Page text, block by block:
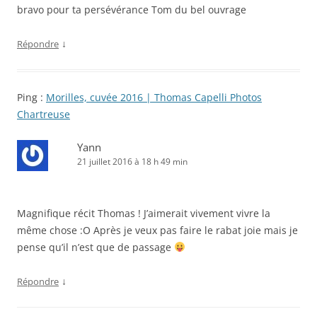
bravo pour ta persévérance Tom du bel ouvrage
Répondre ↓
Ping : Morilles, cuvée 2016 | Thomas Capelli Photos
Chartreuse
Yann
21 juillet 2016 à 18 h 49 min
Magnifique récit Thomas ! J’aimerait vivement vivre la
même chose :O Après je veux pas faire le rabat joie mais je
pense qu’il n’est que de passage
Répondre ↓